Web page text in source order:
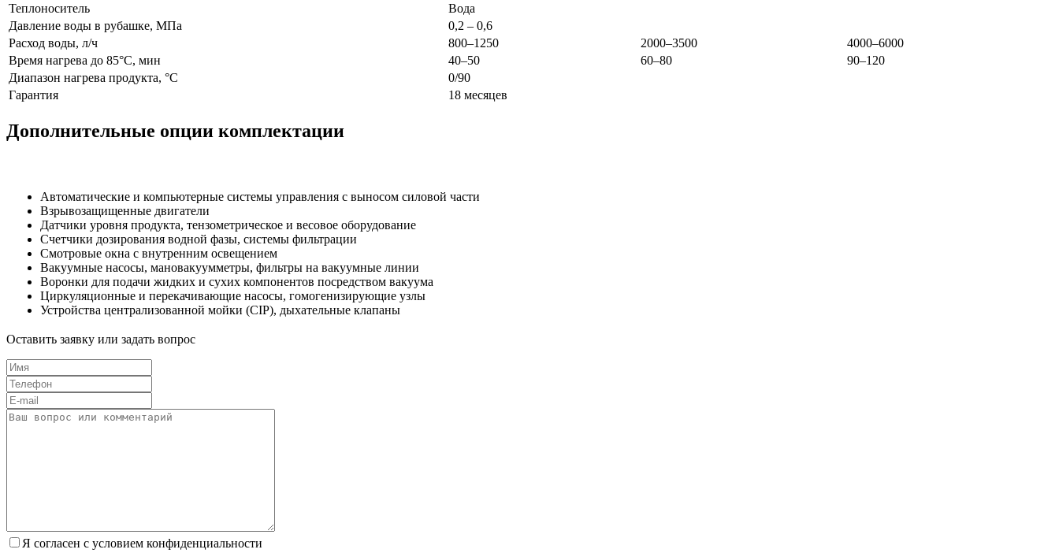
Теплоноситель
Вода
Давление воды в рубашке, МПа
0,2 – 0,6
Расход воды, л/ч
800–1250 2000–3500
4000–6000
Время нагрева до 85°C, мин
40–50 60–80
90–120
Диапазон нагрева продукта, °C
0/90
Гарантия
18 месяцев
Дополнительные опции комплектации
Автоматические и компьютерные системы управления с выносом силовой части
Взрывозащищенные двигатели
Датчики уровня продукта, тензометрическое и весовое оборудование
Счетчики дозирования водной фазы, системы фильтрации
Смотровые окна с внутренним освещением
Вакуумные насосы, мановакуумметры, фильтры на вакуумные линии
Воронки для подачи жидких и сухих компонентов посредством вакуума
Циркуляционные и перекачивающие насосы, гомогенизирующие узлы
Устройства централизованной мойки (CIP), дыхательные клапаны
Оставить заявку или задать вопрос
Я согласен с условием конфиденциальности